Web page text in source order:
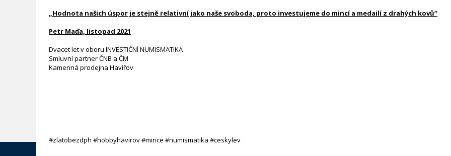
„Hodnota našich úspor je stejně relativní jako naše svoboda, proto investujeme do mincí a medailí z drahých kovů“
Petr Maďa, listopad 2021
Dvacet let v oboru INVESTIČNÍ NUMISMATIKA
Smluvní partner ČNB a ČM
Kamenná prodejna Havířov
#zlatobezdph #hobbyhavirov #mince #numismatika #ceskylev